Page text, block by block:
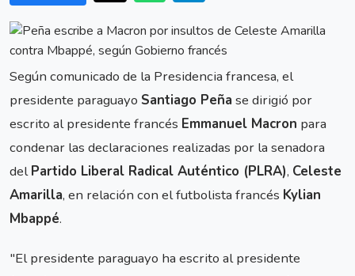
Según comunicado de la Presidencia francesa, el
presidente paraguayo Santiago Peña se dirigió por
escrito al presidente francés Emmanuel Macron para
condenar las declaraciones realizadas por la senadora
delPartido Liberal Radical Auténtico (PLRA), Celeste
Amarilla, en relación con el futbolista francés Kylian
Mbappé.
"El presidente paraguayo ha escrito al presidente